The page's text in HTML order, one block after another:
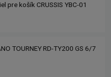
pre košík CRUSSIS YBC-01
TOURNEY RD-TY200 GS 6/7